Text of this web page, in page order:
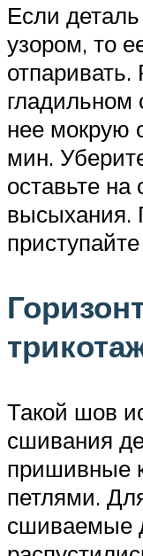
Если
узором, то
гладильном
нее мокрую
мин.
оставьте на
высыхания.
Такой шов
сшивания
пришивные
петлями.
сшиваемые